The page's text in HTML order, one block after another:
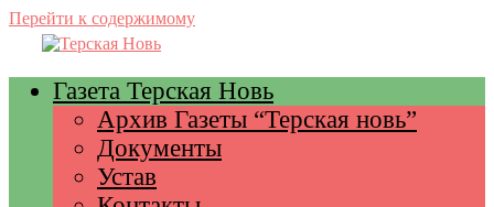
Перейти к содержимому
Газета Терская Новь
Архив Газеты “Терская новь”
Документы
Устав